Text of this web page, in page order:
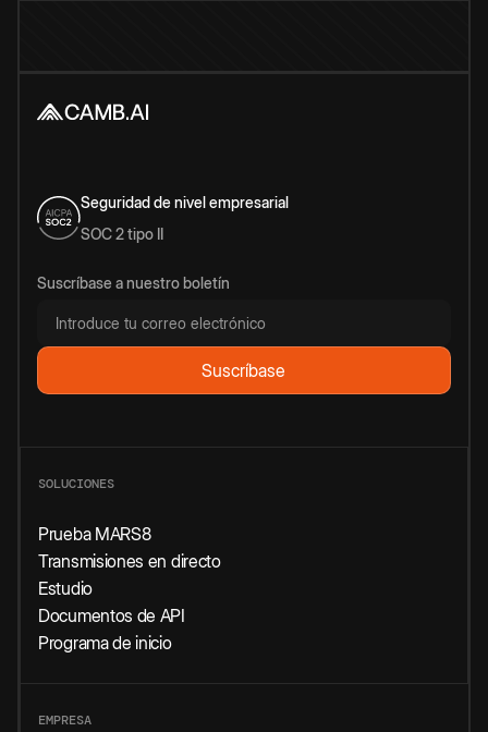
Seguridad de nivel empresarial
SOC 2 tipo II
Suscríbase a nuestro boletín
SOLUCIONES
Prueba MARS8
Transmisiones en directo
Estudio
Documentos de API
Programa de inicio
EMPRESA